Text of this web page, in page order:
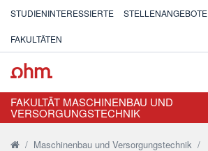
STUDIENINTERESSIERTE STELLENANGEBOTE
FAKULTÄTEN
FAKULTÄT MASCHINENBAU UND
VERSORGUNGSTECHNIK
/ Maschinenbau und Versorgungstechnik /